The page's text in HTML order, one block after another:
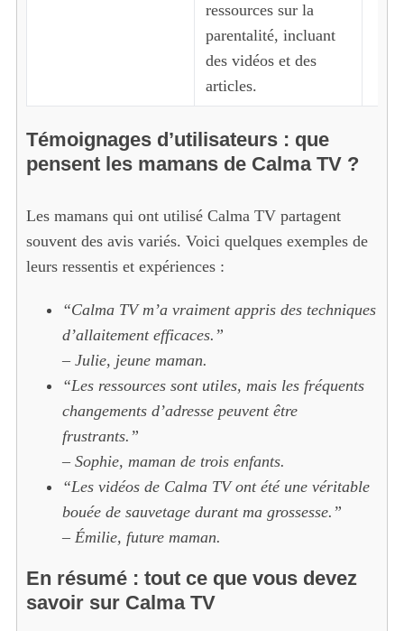
ressources sur la
parentalité, incluant
des vidéos et des
articles.
Témoignages d’utilisateurs : que
pensent les mamans de Calma TV ?
Les mamans qui ont utilisé Calma TV partagent
souvent des avis variés. Voici quelques exemples de
leurs ressentis et expériences :
“Calma TV m’a vraiment appris des techniques
d’allaitement efficaces.”
– Julie, jeune maman.
“Les ressources sont utiles, mais les fréquents
changements d’adresse peuvent être
frustrants.”
– Sophie, maman de trois enfants.
“Les vidéos de Calma TV ont été une véritable
bouée de sauvetage durant ma grossesse.”
– Émilie, future maman.
En résumé : tout ce que vous devez
savoir sur Calma TV